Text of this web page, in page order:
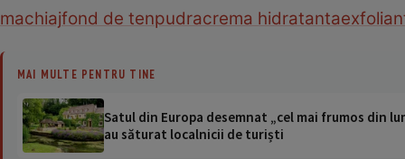
machiajfond de tenpudracrema hidratanta
MAI MULTE PENTRU TINE
Satul din Europa desemnat „cel mai frumos din
au săturat localnicii de turiști